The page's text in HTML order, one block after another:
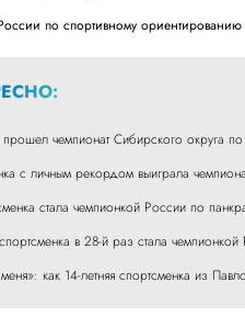
по спортивному
чемпионат Сибирского округа по
с личным рекордом выиграла
стала чемпионкой России по
в 28-й раз стала
как 14-летняя спортсменка из